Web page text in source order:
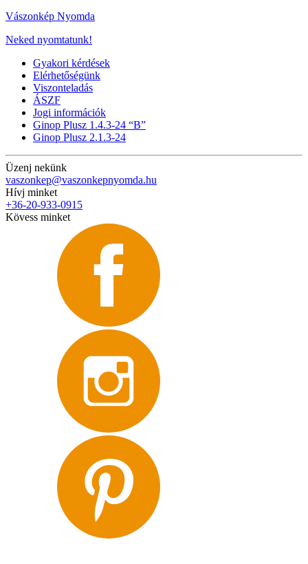
Vászonkép Nyomda
Neked nyomtatunk!
Gyakori kérdések
Elérhetőségünk
Viszonteladás
ÁSZF
Jogi információk
Ginop Plusz 1.4.3-24 “B”
Ginop Plusz 2.1.3-24
Üzenj nekünk
vaszonkep@vaszonkepnyomda.hu
Hívj minket
+36-20-933-0915
Kövess minket